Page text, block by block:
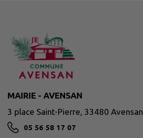
MAIRIE - AVENSAN
3 place Saint-Pierre, 33480 Avensan
05 56 58 17 07